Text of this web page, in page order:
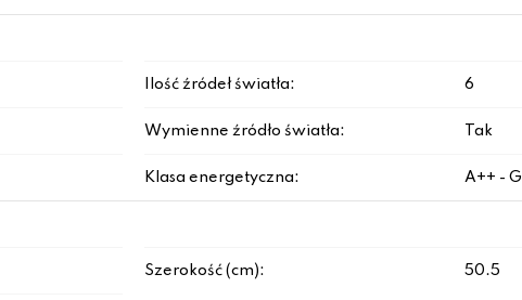
Ilość źródeł światła: 6
Wymienne źródło światła: Tak
Klasa energetyczna: A++ - G
Szerokość (cm): 50.5